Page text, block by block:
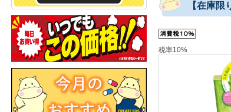
【在庫
税率10%